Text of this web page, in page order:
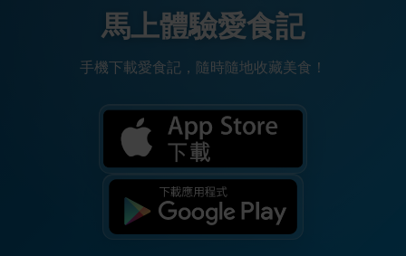
馬上體驗愛食記
手機下載愛食記，隨時隨地收藏美食！